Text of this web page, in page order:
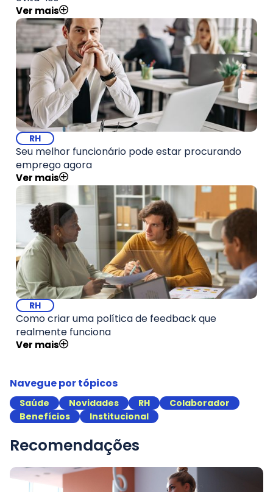
Ver mais
RH
Seu melhor funcionário pode estar procurando
emprego agora
Ver mais
RH
Como criar uma política de feedback que
realmente funciona
Ver mais
Navegue por tópicos
Saúde Novidades RH
Colaborador
Benefícios
Institucional
Recomendações